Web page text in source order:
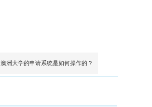
澳洲大学的申请系统是如何操作的？